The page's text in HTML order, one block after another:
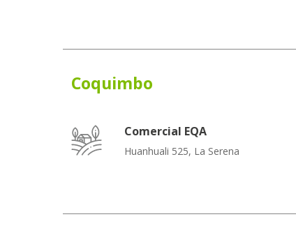
Coquimbo
Comercial EQA
Huanhuali 525, La Serena